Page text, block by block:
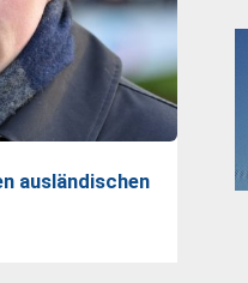
ausländischen